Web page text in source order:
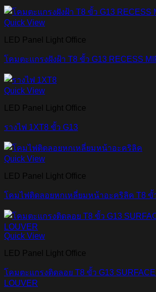
Quick View
LED Panel Light Office
โคมตะแกรงฝังฝ้า T8 ขั้ว G13 RECESS
Quick View
LED Panel Light Office
รางไฟ 1XT8 ขั้ว G13
Quick View
LED Panel Light Office
โคมไฟติดลอยหกเหลี่ยมหน้าอะคริลิค T8 ขั้
Quick View
LED Panel Light Office
โคมตะแกรงติดลอย T8 ขั้ว G13 SURFACE
LOUVER